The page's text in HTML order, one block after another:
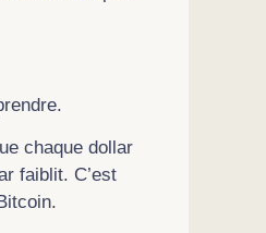
chaque dollar
faiblit. C’est